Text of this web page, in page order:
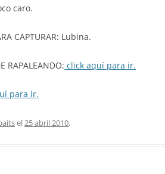
caro.
CAPTURAR: Lubina.
RAPALEANDO: click aquí para ir.
para ir.
el25 abril 2010.